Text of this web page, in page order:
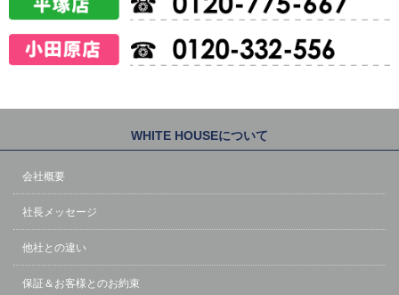
WHITE HOUSEについて
会社概要
社長メッセージ
他社との違い
保証＆お客様とのお約束